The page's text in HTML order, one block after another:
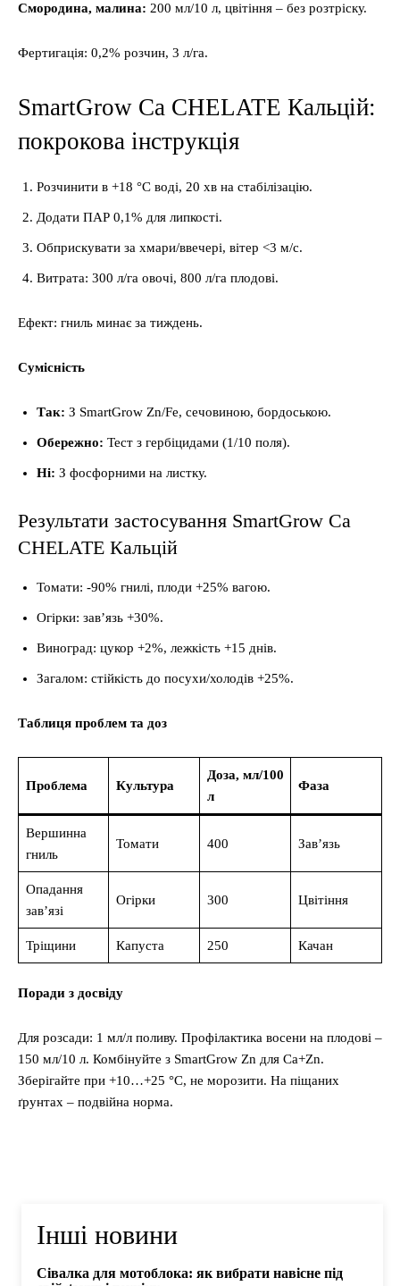
Смородина, малина: 200 мл/10 л, цвітіння – без розтріску.
Фертигація: 0,2% розчин, 3 л/га.
SmartGrow Ca CHELATE Кальцій:
покрокова інструкція
Розчинити в +18 °C воді, 20 хв на стабілізацію.
Додати ПАР 0,1% для липкості.
Обприскувати за хмари/ввечері, вітер <3 м/с.
Витрата: 300 л/га овочі, 800 л/га плодові.
Ефект: гниль минає за тиждень.
Сумісність
Так: З SmartGrow Zn/Fe, сечовиною, бордоською.
Обережно: Тест з гербіцидами (1/10 поля).
Ні: З фосфорними на листку.
Результати застосування SmartGrow Ca
CHELATE Кальцій
Томати: -90% гнилі, плоди +25% вагою.
Огірки: зав’язь +30%.
Виноград: цукор +2%, лежкість +15 днів.
Загалом: стійкість до посухи/холодів +25%.
Таблиця проблем та доз
Проблема Культура
Доза, мл/100
л
Фаза
Вершинна
гниль
Томати 400 Зав’язь
Опадання
зав’язі
Огірки 300 Цвітіння
Тріщини Капуста 250 Качан
Поради з досвіду
Для розсади: 1 мл/л поливу. Профілактика восени на плодові –
150 мл/10 л. Комбінуйте з SmartGrow Zn для Ca+Zn.
Зберігайте при +10…+25 °C, не морозити. На піщаних
ґрунтах – подвійна норма.
Інші новини
Сівалка для мотоблока: як вибрати навісне під